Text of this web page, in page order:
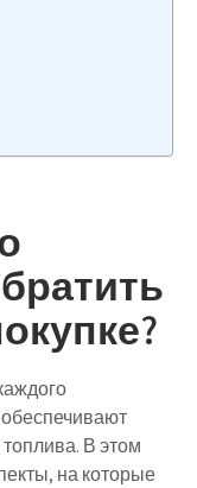
В этом
на которые